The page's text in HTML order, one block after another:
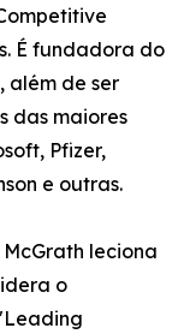
É fundadora do
além de ser
das maiores
Pfizer,
e outras.
leciona
o